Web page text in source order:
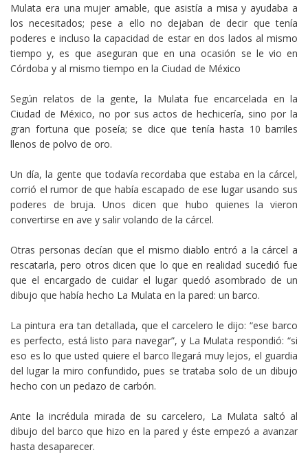
Mulata era una mujer amable, que asistía a misa y ayudaba a
los necesitados; pese a ello no dejaban de decir que tenía
poderes e incluso la capacidad de estar en dos lados al mismo
tiempo y, es que aseguran que en una ocasión se le vio en
Córdoba y al mismo tiempo en la Ciudad de México
Según relatos de la gente, la Mulata fue encarcelada en la
Ciudad de México, no por sus actos de hechicería, sino por la
gran fortuna que poseía; se dice que tenía hasta 10 barriles
llenos de polvo de oro.
Un día, la gente que todavía recordaba que estaba en la cárcel,
corrió el rumor de que había escapado de ese lugar usando sus
poderes de bruja. Unos dicen que hubo quienes la vieron
convertirse en ave y salir volando de la cárcel.
Otras personas decían que el mismo diablo entró a la cárcel a
rescatarla, pero otros dicen que lo que en realidad sucedió fue
que el encargado de cuidar el lugar quedó asombrado de un
dibujo que había hecho La Mulata en la pared: un barco.
La pintura era tan detallada, que el carcelero le dijo: “ese barco
es perfecto, está listo para navegar”, y La Mulata respondió: “si
eso es lo que usted quiere el barco llegará muy lejos, el guardia
del lugar la miro confundido, pues se trataba solo de un dibujo
hecho con un pedazo de carbón.
Ante la incrédula mirada de su carcelero, La Mulata saltó al
dibujo del barco que hizo en la pared y éste empezó a avanzar
hasta desaparecer.